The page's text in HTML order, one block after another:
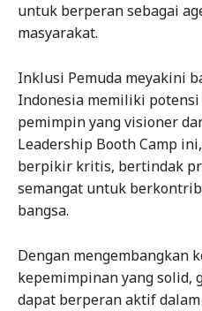
untuk berperan sebagai
masyarakat.
Inklusi Pemuda meyakini
Indonesia memiliki
pemimpin yang visioner
Leadership Booth Camp
berpikir kritis, bertindak
semangat untuk
bangsa.
Dengan mengembangkan
kepemimpinan yang solid,
dapat berperan aktif